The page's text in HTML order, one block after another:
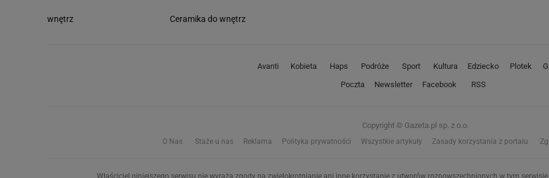
wnętrz Ceramika do wnętrz
Avanti Kobieta Haps Podróże Sport Kultura Edziecko Plotek
Poczta
Newsletter Facebook RSS
Copyright © Gazeta.pl sp. z o.o.
O Nas Staże u nas Reklama Polityka prywatności Wszystkie artykuły Zasady korzystania z portalu
Właściciel niniejszego serwisu nie wyraża zgody na zwielokrotnianie ani inne korzystanie z utworów rozpowszechnionych w tym